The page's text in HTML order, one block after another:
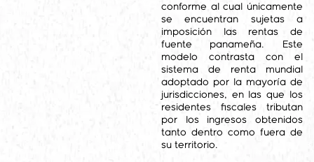
conforme al cual únicamente
se encuentran sujetas a
imposición las rentas de
fuente panameña. Este
modelo contrasta con el
sistema de renta mundial
adoptado por la mayoría de
jurisdicciones, en las que los
residentes fiscales tributan
por los ingresos obtenidos
tanto dentro como fuera de
su territorio.